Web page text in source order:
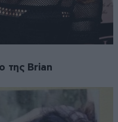
της Brian